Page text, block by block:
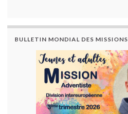
BULLETIN MONDIAL DES MISSIONS